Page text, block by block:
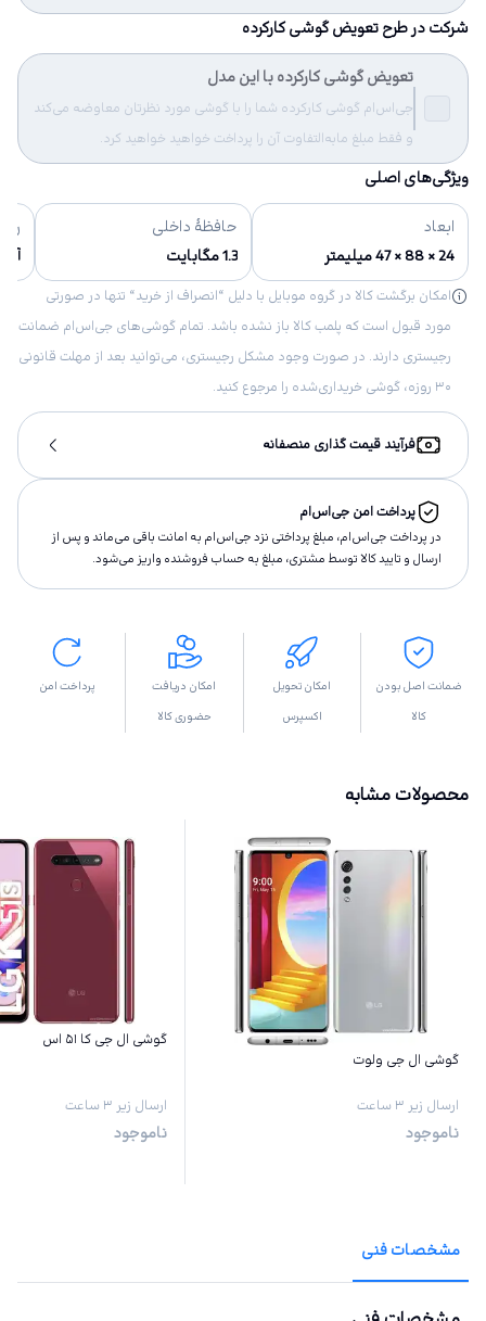
شرکت در طرح تعویض گوشی کارکرده
تعویض گوشی کارکرده با این مدل
جی‌اس‌ام گوشی کارکرده شما را با گوشی مورد نظرتان معاوضه می‌کند
و فقط مبلغ مابه‌التفاوت آن را پرداخت خواهید خواهید کرد.
ویژگی‌های اصلی
ابعاد
24 × 88 × 47 میلیمتر
حافظهٔ داخلی
1.3 مگابایت
امکان برگشت کالا در گروه موبایل با دلیل “انصراف از خرید“ تنها در صورتی
مورد قبول است که پلمب کالا باز نشده باشد. تمام گوشی‌های جی‌اس‌ام ضمانت
رجیستری دارند. در صورت وجود مشکل رجیستری، می‌توانید بعد از مهلت قانونی
۳۰ روزه، گوشی خریداری‌شده را مرجوع کنید.
فرآیند قیمت گذاری منصفانه
پرداخت امن جی‌اس‌ام
در پرداخت جی‌اس‌ام، مبلغ پرداختى نزد جی‌اس‌ام به امانت باقى مى‌ماند و پس از
ارسال و تاييد كالا توسط مشتری، مبلغ به حساب فروشنده واريز مى‌شود.
ضمانت اصل بودن
کالا
امکان تحویل
اکسپرس
امکان دریافت
حضوری کالا
پرداخت امن
محصولات مشابه
گوشی ال جی ولوت
ارسال زیر ۳ ساعت
ناموجود
گوشی ال جی کا ۵۱ اس
ارسال زیر ۳ ساعت
ناموجود
مشخصات فنی